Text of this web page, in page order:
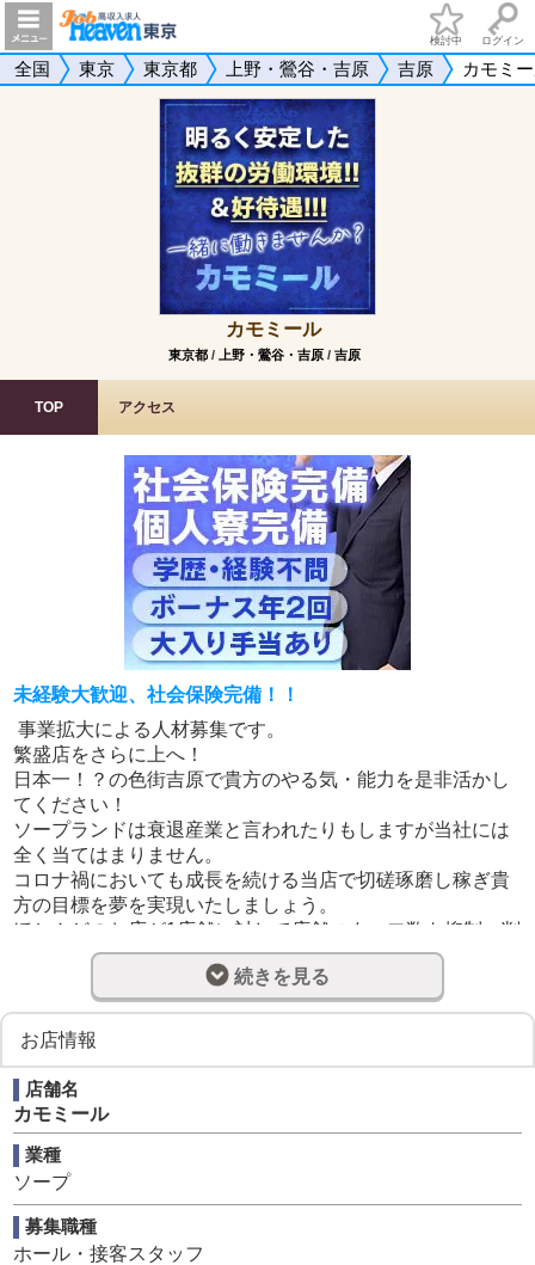
検討中 ログイン
全国 東京 東京都 上野・鶯谷・吉原 吉原 カモミ
カモミール
東京都 / 上野・鶯谷・吉原 / 吉原
TOP アクセス
未経験大歓迎、社会保険完備！！
事業拡大による人材募集です。
繁盛店をさらに上へ！
日本一！？の色街吉原で貴方のやる気・能力を是非活かし
てください！
ソープランドは衰退産業と言われたりもしますが当社には
全く当てはまりません。
コロナ禍においても成長を続ける当店で切磋琢磨し稼ぎ貴
方の目標を夢を実現いたしましょう。
ほとんどのお店が1店舗に対して店舗スタッフ数を抑制・削
減する昨今、当社のモットーは男子スタッフの拡充・増員
こそ超繁盛店をキープ・向上する必要事項だと考えます。
人材に余裕が無いお店は無意識のうちに攻めの姿勢を忘れ
抑制・遠慮してしまいますが、
適正な人材の余裕はその余裕を活かし攻め、より向上しよ
うと心理を働かせます！
常に時代を読み変化を厭わない当社で一緒に働きましょ
う！
風俗業では希少な社会保険完備。
寮も各個人に個室が提供されます。
業界トップクラスの定着率で労働環境は抜群！！
業界のイメージを払拭するほどのクリーンで明るい環境！
続きを見る
お店情報
店舗名
カモミール
業種
ソープ
募集職種
ホール・接客スタッフ